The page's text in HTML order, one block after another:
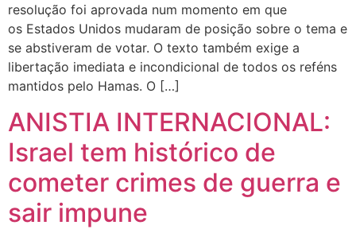
resolução foi aprovada num momento em que
os Estados Unidos mudaram de posição sobre o tema e
se abstiveram de votar. O texto também exige a
libertação imediata e incondicional de todos os reféns
mantidos pelo Hamas. O […]
ANISTIA INTERNACIONAL:
Israel tem histórico de
cometer crimes de guerra e
sair impune